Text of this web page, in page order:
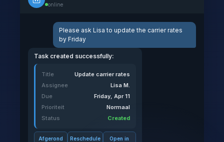
online
Please ask Lisa to update the carrier rates
by Friday
Task created successfully:
Title
Update carrier rates
Assignee
Lisa M.
Due
Friday, Apr 11
Prioriteit
Normaal
Status
Created
Afgerond Reschedule
Open in